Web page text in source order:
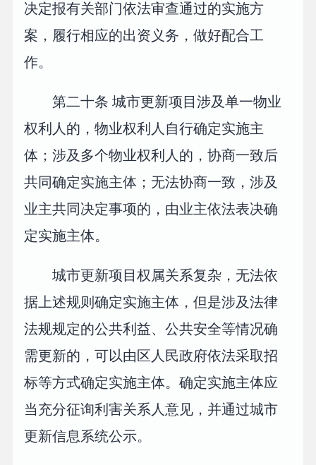
决定报有关部门依法审查通过的实施方
案，履行相应的出资义务，做好配合工
作。
第二十条 城市更新项目涉及单一物业
权利人的，物业权利人自行确定实施主
体；涉及多个物业权利人的，协商一致后
共同确定实施主体；无法协商一致，涉及
业主共同决定事项的，由业主依法表决确
定实施主体。
城市更新项目权属关系复杂，无法依
据上述规则确定实施主体，但是涉及法律
法规规定的公共利益、公共安全等情况确
需更新的，可以由区人民政府依法采取招
标等方式确定实施主体。确定实施主体应
当充分征询利害关系人意见，并通过城市
更新信息系统公示。